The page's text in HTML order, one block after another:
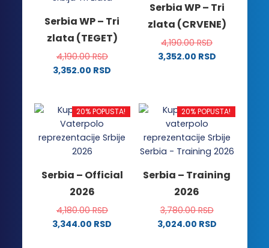
Serbia WP – Tri
zlata (TEGET)
4,190.00RSD
3,352.00 RSD
ima
više
varijanti.
Opcije
biti
izabrane
na
stranici
Serbia WP – Tri
zlata (CRVENE)
4,190.00RSD
3,352.00 RSD
više
varijanti.
Opcije
mogu
izabrane
na
stranici
proizvoda.
20% POPUSTA!
Serbia – Official
2026
4,180.00RSD
3,344.00 RSD
20% POPUSTA!
Serbia – Training
2026
3,780.00RSD
3,024.00 RSD